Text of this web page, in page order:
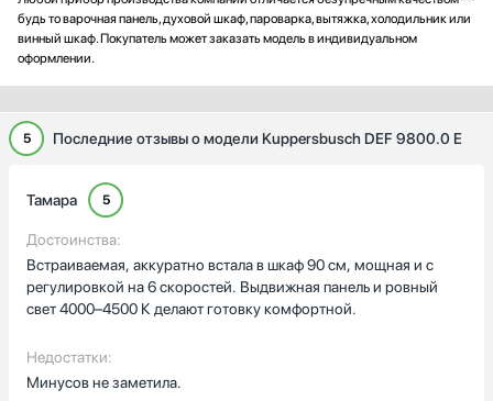
будь то варочная панель, духовой шкаф, пароварка, вытяжка, холодильник или
винный шкаф. Покупатель может заказать модель в индивидуальном
оформлении.
5 Последние отзывы о модели Kuppersbusch DEF 9800.0 E
Тамара 5
Достоинства:
Встраиваемая, аккуратно встала в шкаф 90 см, мощная и с
регулировкой на 6 скоростей. Выдвижная панель и ровный
свет 4000–4500 К делают готовку комфортной.
Недостатки:
Минусов не заметила.